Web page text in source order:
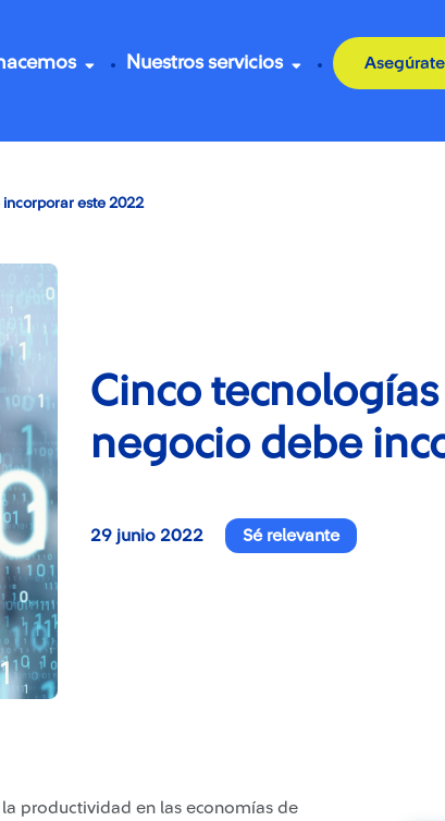
Nuestros servicios
este 2022
Cinco
negocio debe
29 junio 2022 Sé relevante
la productividad en las economías de